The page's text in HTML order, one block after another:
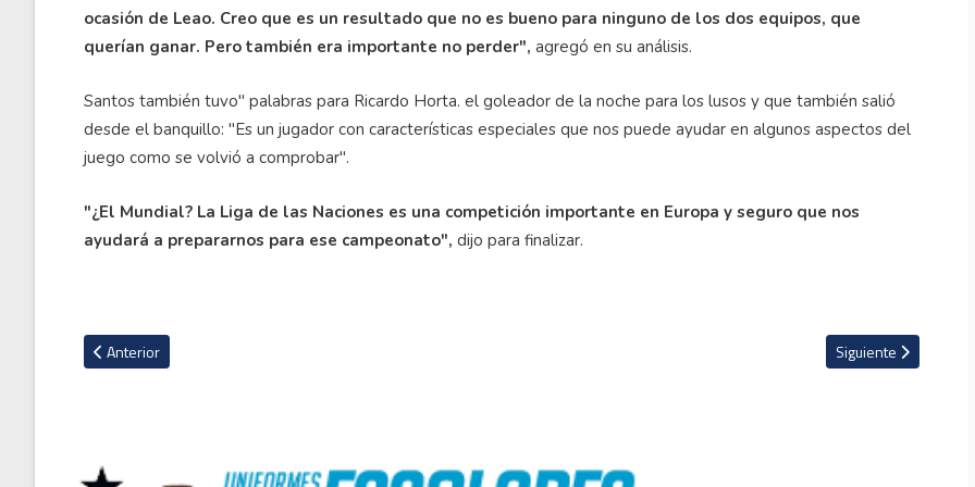
ocasión de Leao. Creo que es un resultado que no es bueno para ninguno de los dos equipos, que
querían ganar. Pero también era importante no perder", agregó en su análisis.
Santos también tuvo" palabras para Ricardo Horta. el goleador de la noche para los lusos y que también salió
desde el banquillo: "Es un jugador con características especiales que nos puede ayudar en algunos aspectos del
juego como se volvió a comprobar".
"¿El Mundial? La Liga de las Naciones es una competición importante en Europa y seguro que nos
ayudará a prepararnos para ese campeonato", dijo para finalizar.
Artículo anterior: La irónica respuesta de Neymar al cántico de Argentina durante la celebración de la Finalissima
Anterior Artículo siguiente:
Siguiente